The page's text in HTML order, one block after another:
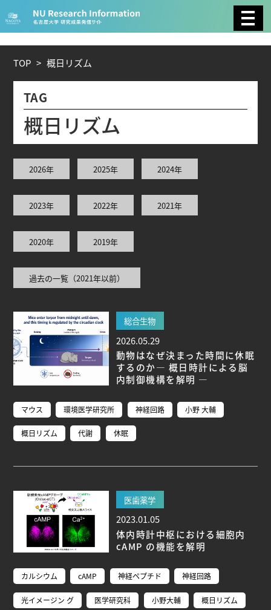
CATEGORY
環境学
農学
工学 情報学 数物系科学
人文学
理学研究科 (221) 工学研究科 (211)
(177)
生命農学研究科 (116)
ブ生命分子研究所 (75)
報学研究科 (47)
植物 (33) 機械学習 (31)
研究院 (26)
生物機能開発利用研究センター (24)
境医学研究所 (23)
進化 (23)
宇宙 (21)
創薬科学研究科 (20)
シロイヌナズ
オーロラ (17)
Research VIDEOS
Researchers' VOICE
名古屋大学
名古屋大学基金
研究者総覧
TOP >概日 リ ズム
TAG
概日 リズム
2026年 2025年 2024年
2023年 2022年 2021年
2020年 2019年
過去の一覧（2021年以前）
総合生物
2026.05.29
動物はなぜ決まった時間に休眠
するのか― 概日時計による脳
内制御機構を解明 ―
マウス 環境医学研究所 神経回路 小野 大輔
概日リズム 代謝 休眠
医歯薬学
2023.01.05
体内時計中枢における細胞内
cAMP の機能を解明
カルシウム cAMP 神経ペプチド 神経回路
光イメージン グ 医学研究科 小野大輔 概日リズム